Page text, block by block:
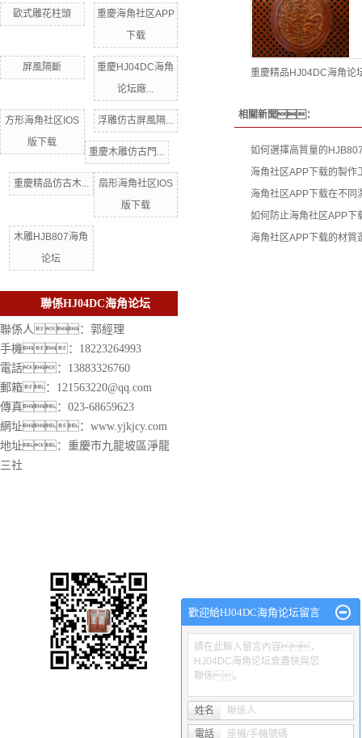
歐式雕花柱頭
重慶海角社区APP
下载
屏風隔斷
重慶HJ04DC海角
论坛廠...
方形海角社区IOS
版下载
浮雕仿古屏風隔...
重慶木雕仿古門...
重慶精品仿古木...
扇形海角社区IOS
版下载
木雕HJB807海角
论坛
聯係HJ04DC海角论坛
聯係人：郭經理
手機：18223264993
電話：13883326760
郵箱：121563220@qq.com
傳真：023-68659623
網址： www.yjkjcy.com
地址：重慶市九龍坡區淨龍
三社
重慶精品HJ04DC海角论
相關新聞：
如何選擇高質量的
海角社区APP下载的製作
海角社区APP下载在不同
如何防止海角社区APP下
海角社区APP下载的材質
歡迎給HJ04DC海角论坛留言
請在此輸入留言內容，
HJ04DC海角论坛會盡快與您
聯係。
姓名 聯係人
電話 座機/手機號碼